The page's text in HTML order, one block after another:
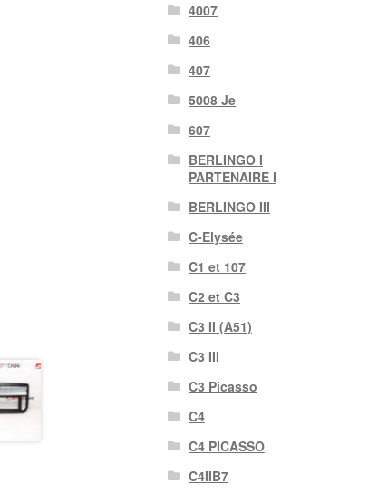
4007
406
407
5008 Je
607
BERLINGO I
PARTENAIRE I
BERLINGO III
C-Elysée
C1 et 107
C2 et C3
C3 II (A51)
C3 III
C3 Picasso
C4
C4 PICASSO
C4IIB7